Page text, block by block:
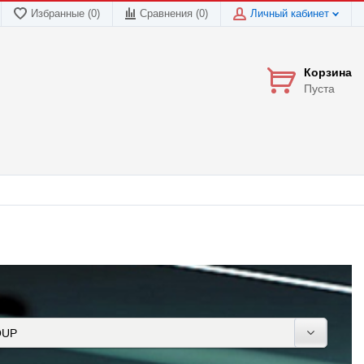
Избранные (0) Сравнения (0) Личный кабинет
Корзина
Пуста